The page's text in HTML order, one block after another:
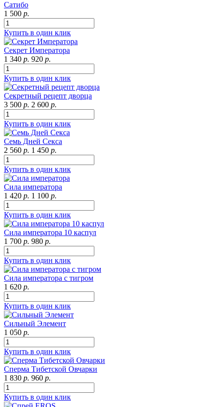
Сатибо
1 500 р.
Купить в один клик
Секрет Императора
1 340 р. 920 р.
Купить в один клик
Секретный рецепт дворца
3 500 р. 2 600 р.
Купить в один клик
Семь Дней Секса
2 560 р. 1 450 р.
Купить в один клик
Сила императора
1 420 р. 1 100 р.
Купить в один клик
Сила императора 10 каспул
1 700 р. 980 р.
Купить в один клик
Сила императора с тигром
1 620 р.
Купить в один клик
Сильный Элемент
1 050 р.
Купить в один клик
Сперма Тибетской Овчарки
1 830 р. 960 р.
Купить в один клик